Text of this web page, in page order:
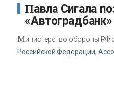
Павла Сигала поздравляют -
«Автоградбанк»
Министерство обороны РФ
Российской Федерации,